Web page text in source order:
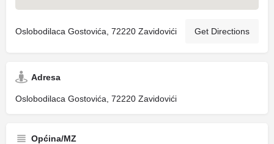
Oslobodilaca Gostovića, 72220 Zavidovići Get Directions
Adresa
Oslobodilaca Gostovića, 72220 Zavidovići
Općina/MZ